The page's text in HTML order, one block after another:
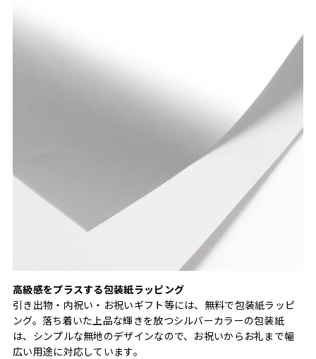
高級感をプラスする包装紙ラッピング
引き出物・内祝い・お祝いギフト等には、無料で包装紙ラッピ
ング。落ち着いた上品な輝きを放つシルバーカラーの包装紙
は、シンプルな無地のデザインなので、お祝いからお礼まで幅
広い用途に対応しています。